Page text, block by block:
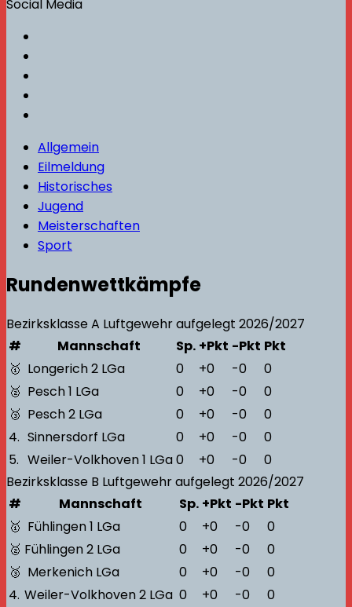
Social Media
Allgemein
Eilmeldung
Historisches
Jugend
Meisterschaften
Sport
Rundenwettkämpfe
Bezirksklasse A Luftgewehr aufgelegt 2026/2027
#
Mannschaft Sp. +Pkt -Pkt Pkt
🥇 Longerich 2 LGa 0 +0 -0
0
🥈 Pesch 1 LGa 0 +0 -0
0
🥉 Pesch 2 LGa 0 +0 -0
0
4. Sinnersdorf LGa 0 +0 -0
0
5. Weiler-Volkhoven 1 LGa0 +0 -0
0
Bezirksklasse B Luftgewehr aufgelegt 2026/2027
#
Mannschaft Sp. +Pkt -Pkt Pkt
🥇 Fühlingen 1 LGa 0 +0 -0
0
🥈 Fühlingen 2 LGa 0 +0 -0
0
🥉 Merkenich LGa 0 +0 -0
0
4. Weiler-Volkhoven 2 LGa 0 +0 -0
0